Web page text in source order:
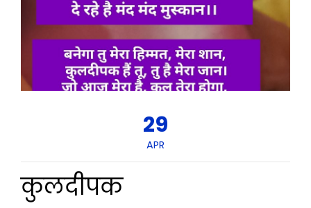
29
APR
कुलदीपक